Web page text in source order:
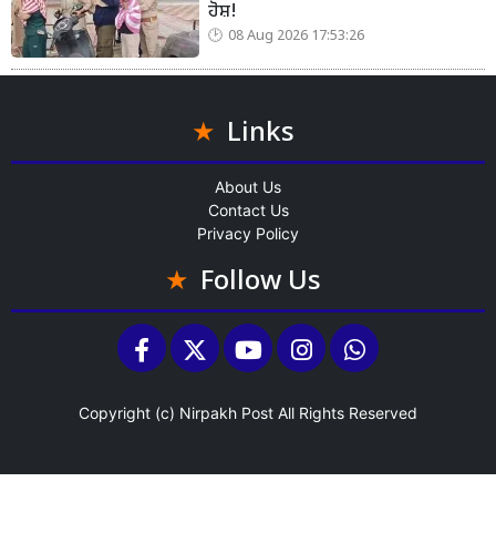
ਹੋਸ਼!
08 Aug 2026 17:53:26
Links
About Us
Contact Us
Privacy Policy
Follow Us
Copyright (c) Nirpakh Post All Rights Reserved